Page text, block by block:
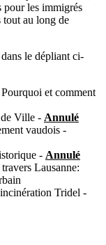
pour les immigrés
tout au long de
le dépliant ci-
et comment
Ville - Annulé
vaudois -
- Annulé
Lausanne:
Tridel -